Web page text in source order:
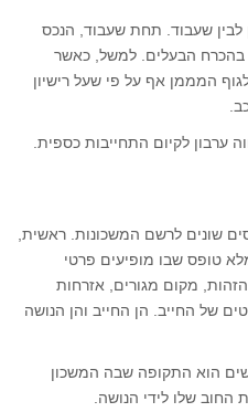
שעבוד. תחת שעבוד, הנכס
בהכרח הבעלים. למשל, כאשר
המממן אף על פי שעל רישיון
ערבון לקיום התחייבות כספית.
שונים לרשם המשכונות. ראשית,
טופס שבו מופיעים פרטי
מקום מגורים, אזרחות
של החייב. הן החייב והן הנושה
הוא התקופה שבה המשכון
שלו לידי הנושה.